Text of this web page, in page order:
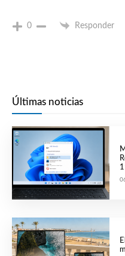
0 Responder
Últimas noticias